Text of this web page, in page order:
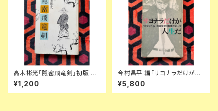
高木彬光「隠密飛竜剣」初版 装
幀:中尾進 東京文藝社
¥1,200
今村昌平 編「サヨナラだけが人
生だ 映画監督川島雄三の一生」
初版 ノーベル書房 フランキー堺
若尾文子
¥5,800